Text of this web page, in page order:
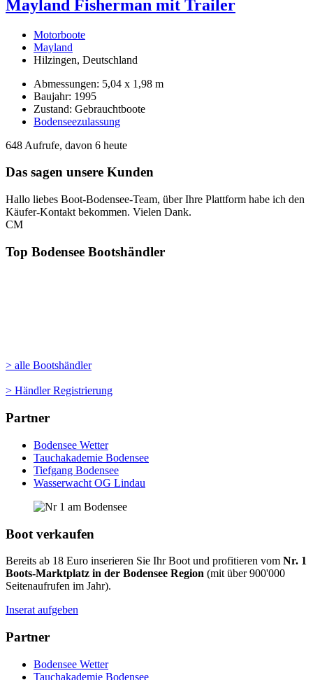
Mayland Fisherman mit Trailer
Motorboote
Mayland
Hilzingen, Deutschland
Abmessungen: 5,04 x 1,98 m
Baujahr: 1995
Zustand: Gebrauchtboote
Bodenseezulassung
648 Aufrufe, davon 6 heute
Das sagen unsere Kunden
Hallo liebes Boot-Bodensee-Team, über Ihre Plattform habe ich den
Käufer-Kontakt bekommen. Vielen Dank.
CM
Top Bodensee Bootshändler
> alle Bootshändler
> Händler Registrierung
Partner
Bodensee Wetter
Tauchakademie Bodensee
Tiefgang Bodensee
Wasserwacht OG Lindau
Boot verkaufen
Bereits ab 18 Euro inserieren Sie Ihr Boot und profitieren vom Nr. 1
Boots-Marktplatz in der Bodensee Region (mit über 900'000
Seitenaufrufen im Jahr).
Inserat aufgeben
Partner
Bodensee Wetter
Tauchakademie Bodensee